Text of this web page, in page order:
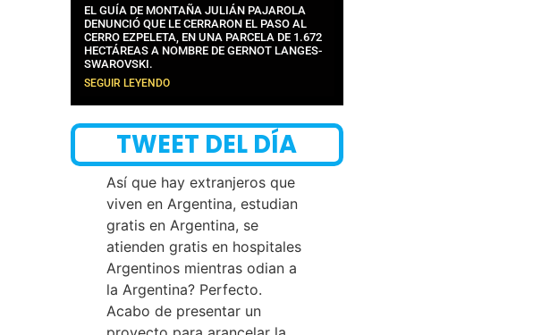
EL GUÍA DE MONTAÑA JULIÁN PAJAROLA
DENUNCIÓ QUE LE CERRARON EL PASO AL
CERRO EZPELETA, EN UNA PARCELA DE 1.672
HECTÁREAS A NOMBRE DE GERNOT LANGES-
SWAROVSKI.
SEGUIR LEYENDO
TWEET DEL DÍA
Así que hay extranjeros que
viven en Argentina, estudian
gratis en Argentina, se
atienden gratis en hospitales
Argentinos mientras odian a
la Argentina? Perfecto.
Acabo de presentar un